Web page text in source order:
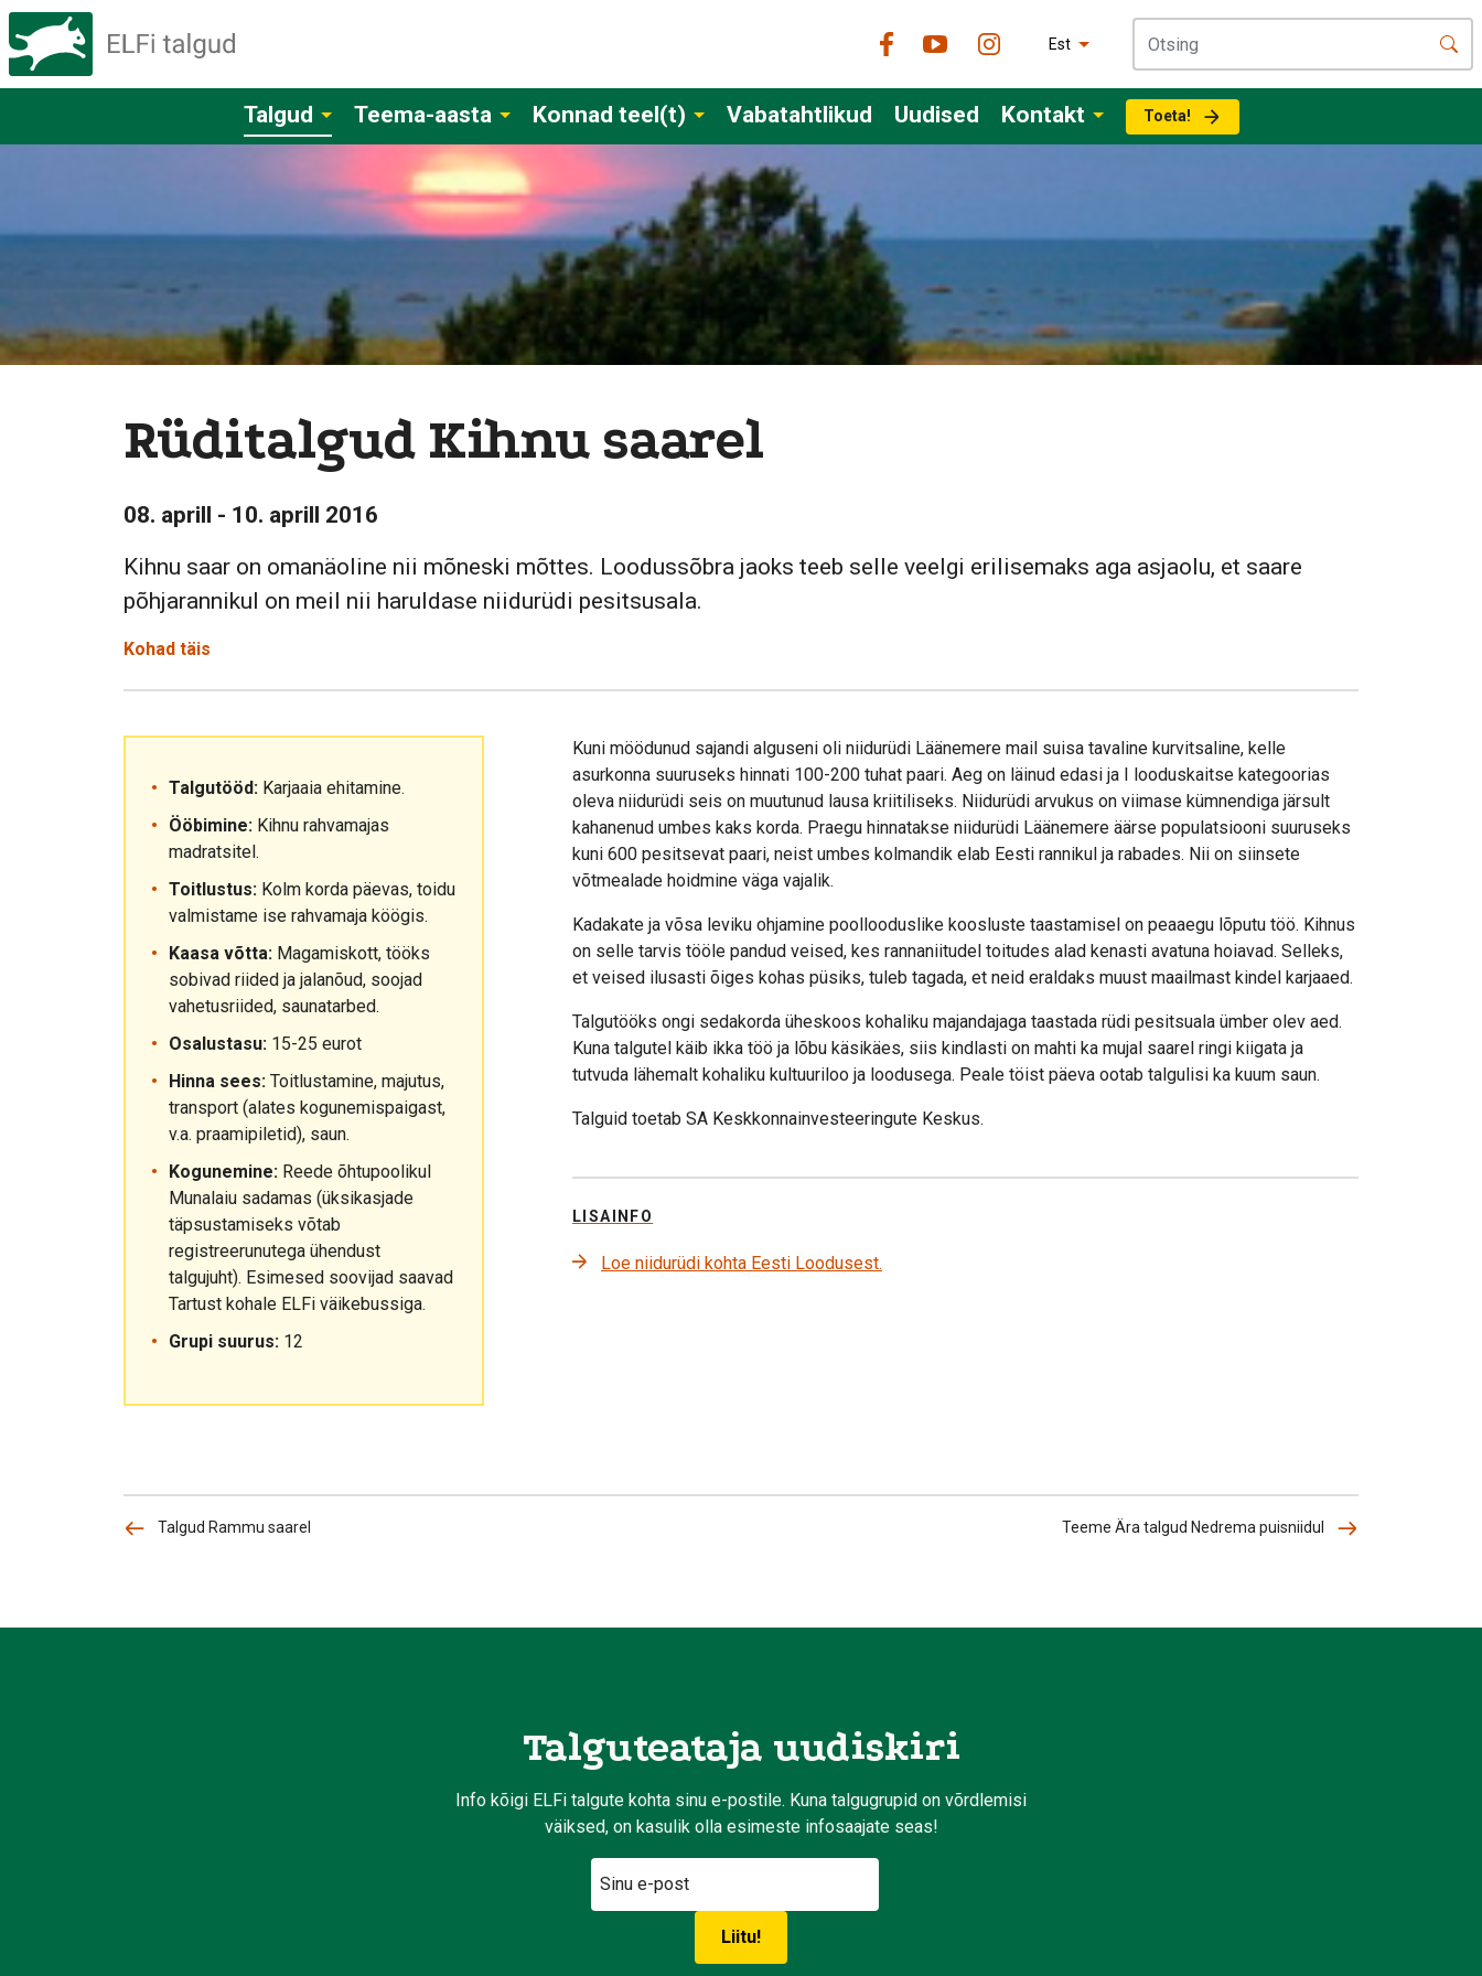
Est
Talgud Teema-aasta Konnad teel(t) Vabatahtlikud Uudised Kontakt Toeta!
Rüditalgud Kihnu saarel
08. aprill - 10. aprill 2016
Kihnu saar on omanäoline nii mõneski mõttes. Loodussõbra jaoks teeb selle veelgi erilisemaks aga asjaolu, et saare
põhjarannikul on meil nii haruldase niidurüdi pesitsusala.
Kohad täis
Talgutööd: Karjaaia ehitamine.
Ööbimine: Kihnu rahvamajas
madratsitel.
Toitlustus: Kolm korda päevas, toidu
valmistame ise rahvamaja köögis.
Kaasa võtta: Magamiskott, tööks
sobivad riided ja jalanõud, soojad
vahetusriided, saunatarbed.
Osalustasu: 15-25 eurot
Hinna sees: Toitlustamine, majutus,
transport (alates kogunemispaigast,
v.a. praamipiletid), saun.
Kogunemine: Reede õhtupoolikul
Munalaiu sadamas (üksikasjade
täpsustamiseks võtab
registreerunutega ühendust
talgujuht). Esimesed soovijad saavad
Tartust kohale ELFi väikebussiga.
Grupi suurus: 12
Kuni möödunud sajandi alguseni oli niidurüdi Läänemere mail suisa tavaline kurvitsaline, kelle
asurkonna suuruseks hinnati 100-200 tuhat paari. Aeg on läinud edasi ja I looduskaitse kategoorias
oleva niidurüdi seis on muutunud lausa kriitiliseks. Niidurüdi arvukus on viimase kümnendiga järsult
kahanenud umbes kaks korda. Praegu hinnatakse niidurüdi Läänemere äärse populatsiooni suuruseks
kuni 600 pesitsevat paari, neist umbes kolmandik elab Eesti rannikul ja rabades. Nii on siinsete
võtmealade hoidmine väga vajalik.
Kadakate ja võsa leviku ohjamine poollooduslike koosluste taastamisel on peaaegu lõputu töö. Kihnus
on selle tarvis tööle pandud veised, kes rannaniitudel toitudes alad kenasti avatuna hoiavad. Selleks,
et veised ilusasti õiges kohas püsiks, tuleb tagada, et neid eraldaks muust maailmast kindel karjaaed.
Talgutööks ongi sedakorda üheskoos kohaliku majandajaga taastada rüdi pesitsuala ümber olev aed.
Kuna talgutel käib ikka töö ja lõbu käsikäes, siis kindlasti on mahti ka mujal saarel ringi kiigata ja
tutvuda lähemalt kohaliku kultuuriloo ja loodusega. Peale töist päeva ootab talgulisi ka kuum saun.
Talguid toetab SA Keskkonnainvesteeringute Keskus.
LISAINFO
Loe niidurüdi kohta Eesti Loodusest.
Talgud Rammu saarel Teeme Ära talgud Nedrema puisniidul
Talguteataja uudiskiri
Info kõigi ELFi talgute kohta sinu e-postile. Kuna talgugrupid on võrdlemisi
väiksed, on kasulik olla esimeste infosaajate seas!